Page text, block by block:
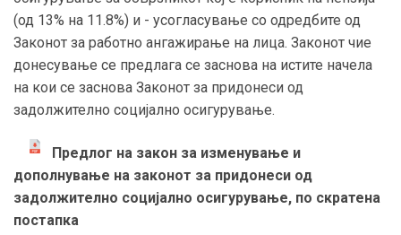
(од 13% на 11.8%) и - усогласување со одредбите од
Законот за работно ангажирање на лица. Законот чие
донесување се предлага се заснова на истите начела
на кои се заснова Законот за придонеси од
задолжително социјално осигурување.
Предлог на закон за изменување и
дополнување на законот за придонеси од
задолжително социјално осигурување, по скратена
постапка